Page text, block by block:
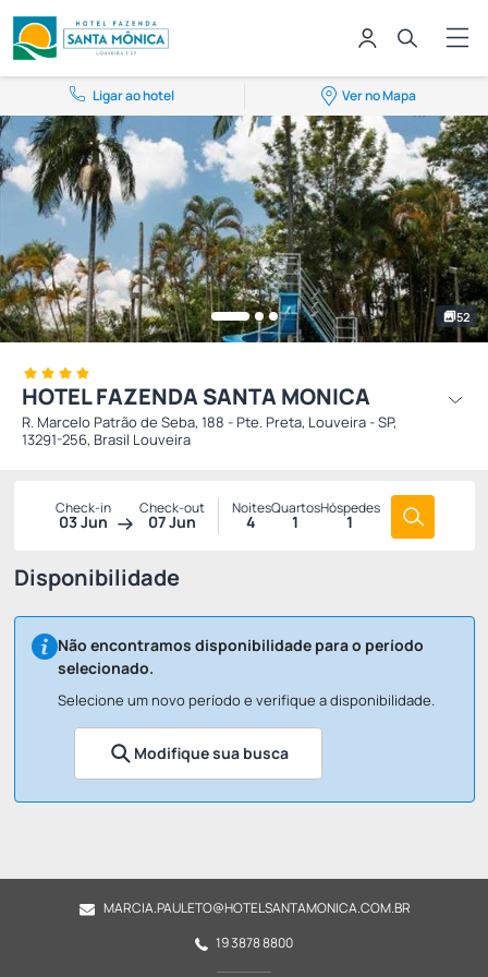
Ligar ao hotel Ver no Mapa
52
HOTEL FAZENDA SANTA MONICA
R. Marcelo Patrão de Seba, 188 - Pte. Preta, Louveira - SP,
13291-256, Brasil Louveira
Check-in
03 Jun
Check-out
07 Jun
Noites
4
Quartos
1
Hóspedes
1
Disponibilidade
Não encontramos disponibilidade para o período
selecionado.
Selecione um novo período e verifique a disponibilidade.
Modifique sua busca
MARCIA.PAULETO@HOTELSANTAMONICA.COM.BR
19 3878 8800